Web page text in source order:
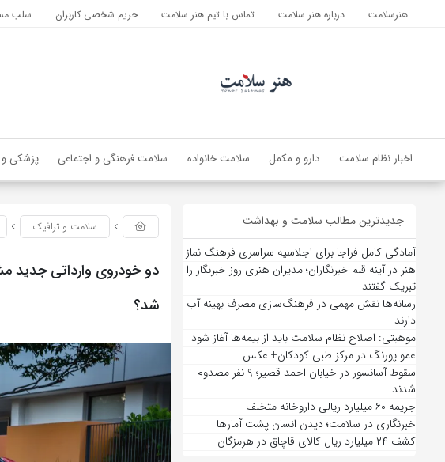
هنرسلامت درباره هنر سلامت تماس با تیم هنر سلامت حریم شخصی کاربران سلب
اخبار نظام سلامت دارو و مکمل سلامت خانواده سلامت فرهنگی و اجتماعی پزشکی و
جدیدترین مطالب سلامت و بهداشت
آمادگی کامل فراجا برای اجلاسیه سراسری فرهنگ نماز
هنر در آینه قلم خبرنگاران؛ مدیران هنری روز خبرنگار را
تبریک گفتند
رسانه‌ها نقش مهمی در فرهنگ‌سازی مصرف بهینه آب
دارند
موهبتی: اصلاح نظام سلامت باید از بیمه‌ها آغاز شود
عمو پورنگ در مرکز طبی کودکان+ عکس
سقوط آسانسور در خیابان احمد قصیر؛ ۹ نفر مصدوم
شدند
جریمه ۶۰ میلیارد ریالی داروخانه متخلف
خبرنگاری در سلامت؛ دیدن انسان پشت آمارها
کشف ۲۴ میلیارد ریال کالای قاچاق در هرمزگان
سلامت و ترافیک
دو خودروی وارداتی جدید
شد؟